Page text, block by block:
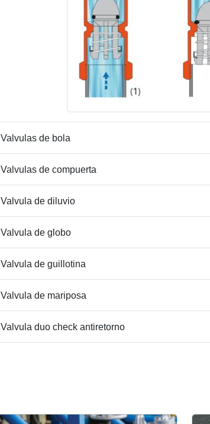
Valvulas de bola
Valvulas de compuerta
Valvula de diluvio
Valvula de globo
Valvula de guillotina
Valvula de mariposa
Valvula duo check antiretorno